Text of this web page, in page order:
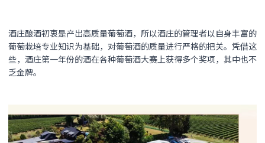
酒庄酿酒初衷是产出高质量葡萄酒，所以酒庄的管理者以自身丰富的
葡萄栽培专业知识为基础，对葡萄酒的质量进行严格的把关。凭借这
些，酒庄第一年份的酒在各种葡萄酒大赛上获得多个奖项，其中也不
乏金牌。